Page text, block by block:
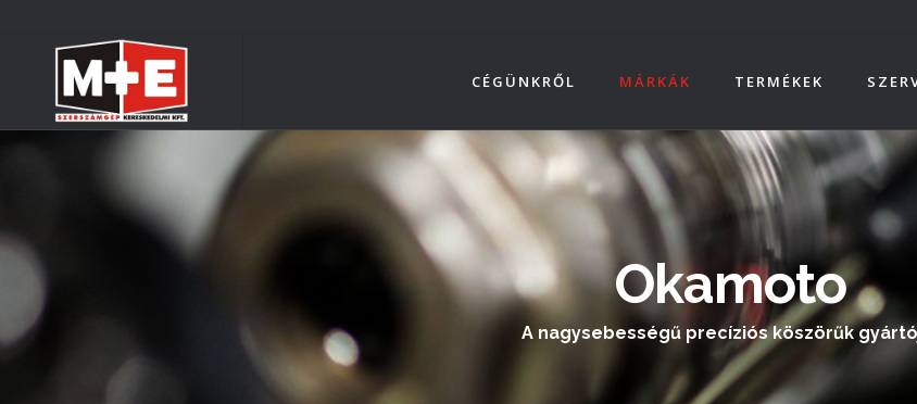
tartalomra
CÉGÜNKRŐL MÁRKÁK TERMÉKEK
Okamoto
A nagysebességű precíziós köszörűk